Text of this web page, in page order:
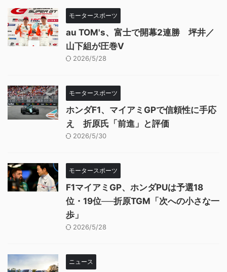
モータースポーツ
au TOM's、富士で開幕2連勝 坪井／
山下組が圧巻V
2026/5/28
モータースポーツ
ホンダF1、マイアミGPで信頼性に手応
え 折原氏「前進」と評価
2026/5/30
モータースポーツ
F1マイアミGP、ホンダPUは予選18
位・19位──折原TGM「次への小さな一
歩」
2026/5/28
ニュース